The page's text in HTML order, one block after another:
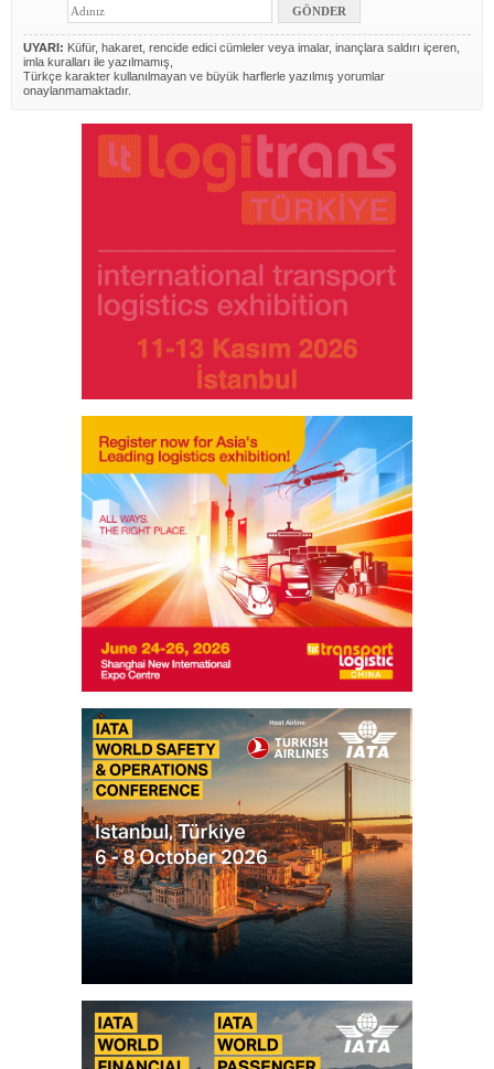
UYARI: Küfür, hakaret, rencide edici cümleler veya imalar, inançlara saldırı içeren,
imla kuralları ile yazılmamış,
Türkçe karakter kullanılmayan ve büyük harflerle yazılmış yorumlar
onaylanmamaktadır.